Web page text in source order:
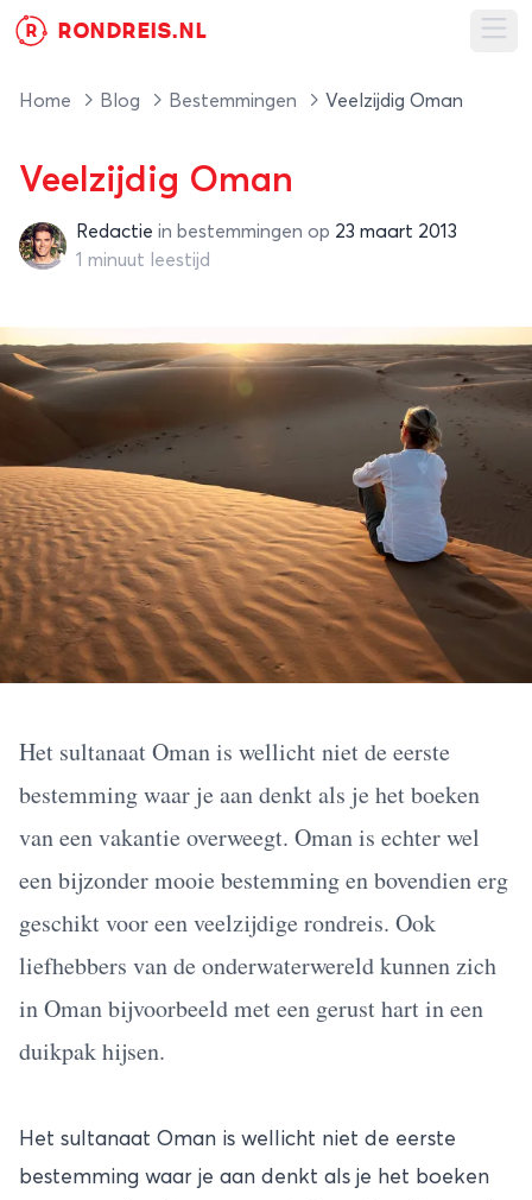
R RONDREIS.NL
Home Blog Bestemmingen Veelzijdig Oman
Veelzijdig Oman
RedactieRedactie in bestemmingen op 23 maart 2013
1 minuut leestijd
Het sultanaat Oman is wellicht niet de eerste
bestemming waar je aan denkt als je het boeken
van een vakantie overweegt. Oman is echter wel
een bijzonder mooie bestemming en bovendien erg
geschikt voor een veelzijdige rondreis. Ook
liefhebbers van de onderwaterwereld kunnen zich
in Oman bijvoorbeeld met een gerust hart in een
duikpak hijsen.
Het sultanaat Oman is wellicht niet de eerste
bestemming waar je aan denkt als je het boeken